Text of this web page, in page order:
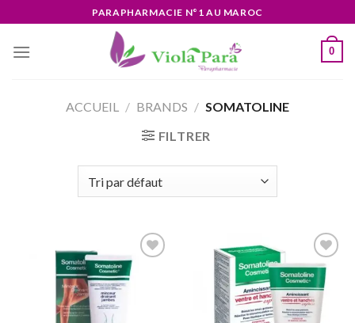
to
content
PARAPHARMACIE N°1 AU MAROC
0
ACCUEIL / BRANDS / SOMATOLINE
FILTRER
Ajouter
à la liste
d’envies